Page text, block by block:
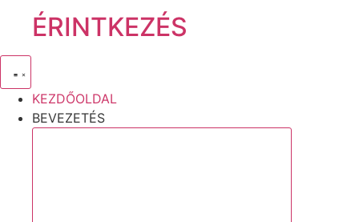
ÉRINTKEZÉS
KEZDŐOLDAL
BEVEZETÉS